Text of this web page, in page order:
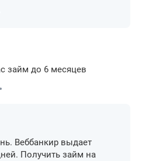
займ до 6 месяцев
Веббанкир выдает
Получить займ на